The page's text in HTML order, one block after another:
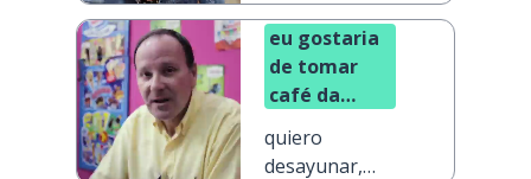
por favor
eu gostaria
de tomar
café da
favor
quiero
desayunar,